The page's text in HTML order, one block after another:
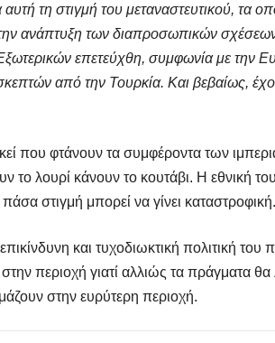
τη στιγμή του μεταναστευτικού, τα
ανάπτυξη των διαπροσωπικών
επετεύχθη, συμφωνία με την
από την Τουρκία. Και βεβαίως,
εκεί που φτάνουν τα συμφέροντα των
το λουρί κάνουν το κουτάβι. Η εθνική
στιγμή μπορεί να γίνει καταστροφική.
και τυχοδιωκτική πολιτική
περιοχή γιατί αλλιώς τα πράγματα
στην ευρύτερη περιοχή.